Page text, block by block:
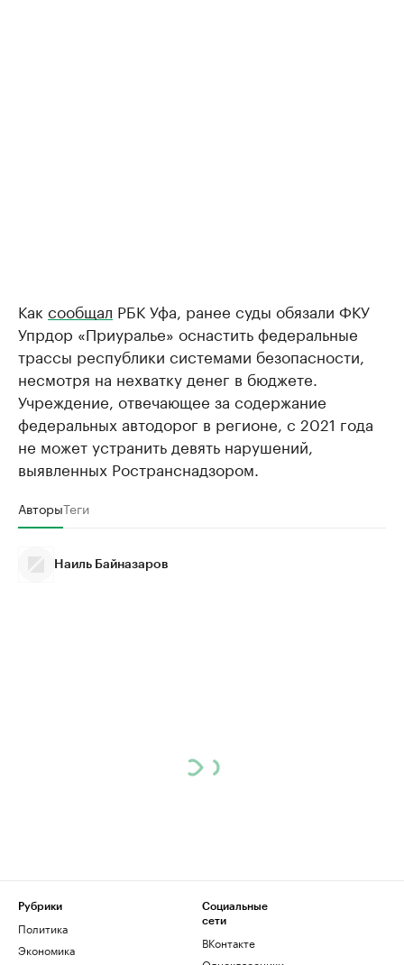
Как сообщал РБК Уфа, ранее суды обязали ФКУ
Упрдор «Приуралье» оснастить федеральные
трассы республики системами безопасности,
несмотря на нехватку денег в бюджете.
Учреждение, отвечающее за содержание
федеральных автодорог в регионе, с 2021 года
не может устранить девять нарушений,
выявленных Ространснадзором.
АвторыТеги
Наиль Байназаров
Рубрики
Политика
Экономика
Социальные
сети
ВКонтакте